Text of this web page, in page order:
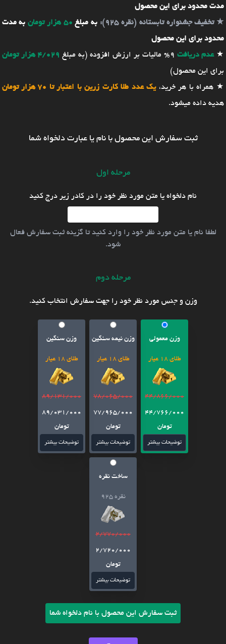
مدت محدود برای این محصول
★تخفیف جشنواره تابستانه (نقره 925): به مبلغ 50 هزار تومان
به مدت
محدود برای این محصول
★عدم دریافت 9% مالیات بر ارزش افزوده (به مبلغ
4/029 هزار تومان
برای این محصول)
★ همراه با هر خرید،یک عدد طلا کارت زرین با اعتبار تا 70 هزار تومان
هدیه داده میشود.
ثبت سفارش این محصول با نام یا عبارت دلخواه شما
مرحله اول
نام دلخواه یا متن مورد نظر خود را در کادر زیر درج کنید
لطفا نام یا متن مورد نظر خود را وارد کنید تا گزینه ثبت سفارش فعال
شود.
مرحله دوم
وزن و جنس مورد نظر خود را جهت سفارش انتخاب کنید.
وزن معمولی
طلای 18 عیار
44/866/000
44/766/000
تومان
توضیحات بیشتر
وزن نیمه سنگین
طلای 18 عیار
78/065/000
77/965/000
تومان
توضیحات بیشتر
وزن سنگین
طلای 18 عیار
89/131/000
89/031/000
تومان
توضیحات بیشتر
ساخت نقره
نقره 925
2/770/000
2/720/000
تومان
توضیحات بیشتر
ثبت سفارش این محصول با نام دلخواه شما